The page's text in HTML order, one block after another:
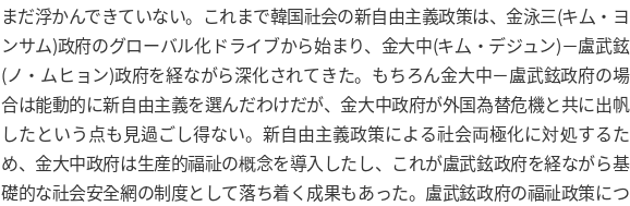
まだ浮かんできていない。これまで韓国社会の新自由主義政策は、金泳三(キ厶・ヨ
ンサム)政府のグローバル化ドライブから始まり、金大中(キ厶・デジュン)－盧武鉉
(ノ・ムヒョン)政府を経ながら深化されてきた。もちろん金大中－盧武鉉政府の場
合は能動的に新自由主義を選んだわけだが、金大中政府が外国為替危機と共に出帆
したという点も見過ごし得ない。新自由主義政策による社会両極化に対処するた
め、金大中政府は生産的福祉の概念を導入したし、これが盧武鉉政府を経ながら基
礎的な社会安全網の制度として落ち着く成果もあった。盧武鉉政府の福祉政策につ